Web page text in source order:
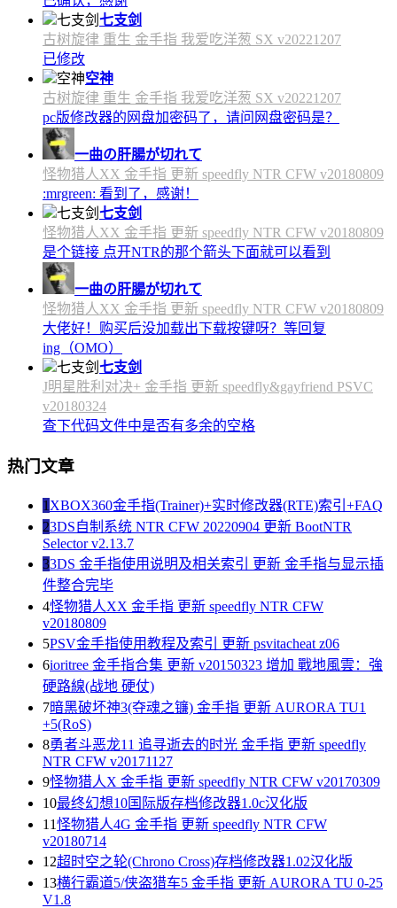
七支剑
古树旋律 重生 金手指 我爱吃洋葱 SX v20221207
已修改
空神
古树旋律 重生 金手指 我爱吃洋葱 SX v20221207
pc版修改器的网盘加密码了，请问网盘密码是？
一曲の肝腸が切れて
怪物猎人XX 金手指 更新 speedfly NTR CFW v20180809
:mrgreen: 看到了，感谢！
七支剑
怪物猎人XX 金手指 更新 speedfly NTR CFW v20180809
是个链接 点开NTR的那个箭头下面就可以看到
一曲の肝腸が切れて
怪物猎人XX 金手指 更新 speedfly NTR CFW v20180809
大佬好！购买后没加载出下载按键呀？等回复
ing（OMO）
七支剑
J明星胜利对决+ 金手指 更新 speedfly&gayfriend PSVC
v20180324
查下代码文件中是否有多余的空格
热门文章
1 XBOX360金手指(Trainer)+实时修改器(RTE)索引+FAQ
23DS自制系统 NTR CFW 20220904 更新 BootNTR
Selector v2.13.7
33DS 金手指使用说明及相关索引 更新 金手指与显示插
件整合完毕
4怪物猎人XX 金手指 更新 speedfly NTR CFW
v20180809
5PSV金手指使用教程及索引 更新 psvitacheat z06
6ioritree 金手指合集 更新 v20150323 增加 戰地風雲：強
硬路線(战地 硬仗)
7暗黑破坏神3(夺魂之镰) 金手指 更新 AURORA TU1
+5(RoS)
8勇者斗恶龙11 追寻逝去的时光 金手指 更新 speedfly
NTR CFW v20171127
9怪物猎人X 金手指 更新 speedfly NTR CFW v20170309
10最终幻想10国际版存档修改器1.0c汉化版
11怪物猎人4G 金手指 更新 speedfly NTR CFW
v20180714
12超时空之轮(Chrono Cross)存档修改器1.02汉化版
13横行霸道5/侠盗猎车5 金手指 更新 AURORA TU 0-25
V1.8